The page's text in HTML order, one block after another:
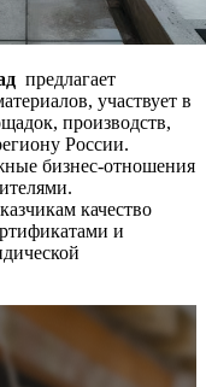
предлагает
участвует в
производств,
России.
бизнес-отношения
качество
и